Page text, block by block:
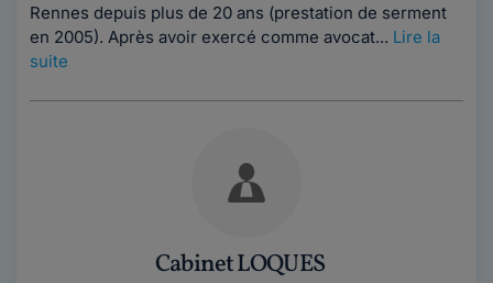
Rennes depuis plus de 20 ans (prestation de serment
en 2005). Après avoir exercé comme avocat... Lire la
suite
Cabinet LOQUES